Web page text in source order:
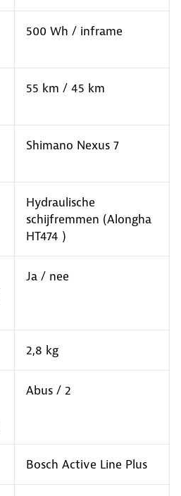
500 Wh / inframe
55 km / 45 km
Shimano Nexus 7
Hydraulische
schijfremmen (Alongha
HT474 )
Ja / nee
2,8 kg
Abus / 2
Bosch Active Line Plus